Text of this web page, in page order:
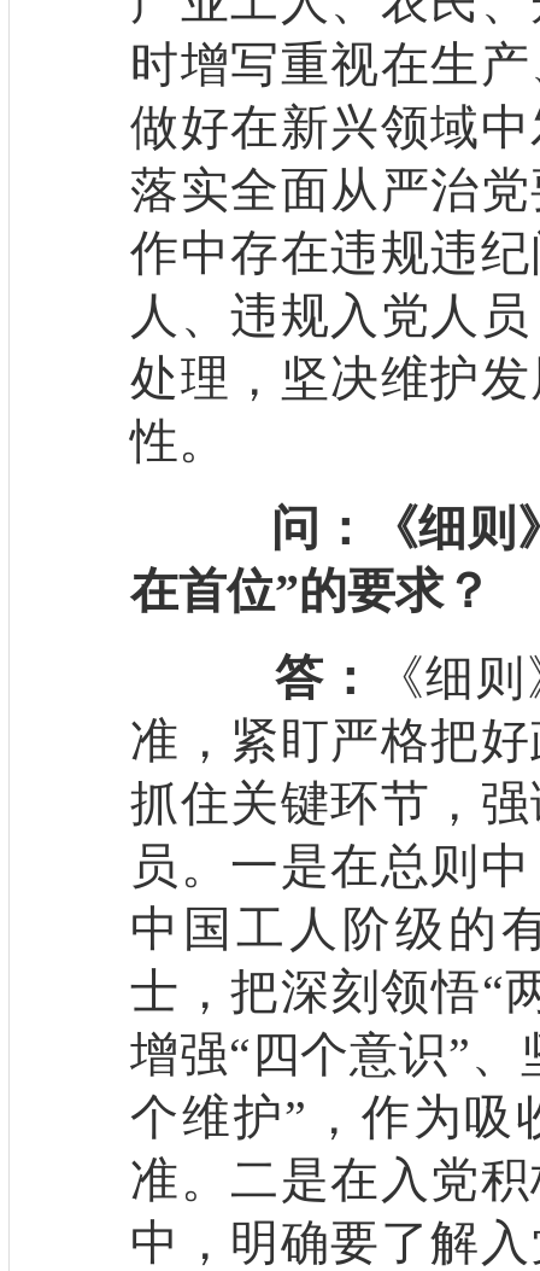
时增写重视在生
做好在新兴领域
落实全面从严治
作中存在违规违
人、违规入党人
处理，坚决维护
性。
问：《细则
在首位”的要求？
答：
《细
准，紧盯严格把
抓住关键环节，
员。一是在总则
中国工人阶级的
士，把深刻领悟“
增强“四个意识”、
个维护”，作为吸
准。二是在入党
中，明确要了解